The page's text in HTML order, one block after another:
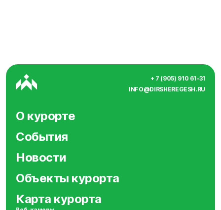
+ 7 (905) 910 61-31
INFO@DIRSHEREGESH.RU
О курорте
События
Новости
Объекты курорта
Карта курорта